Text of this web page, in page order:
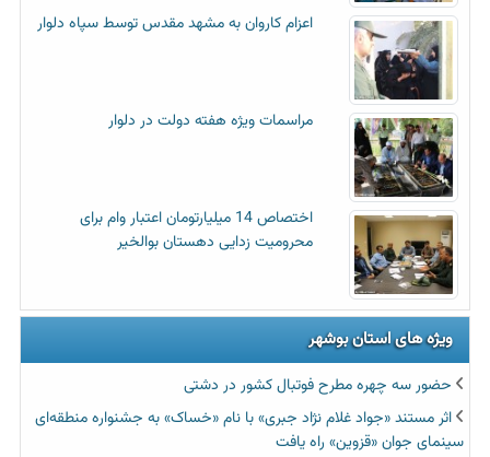
اعزام کاروان به مشهد مقدس توسط سپاه دلوار
مراسمات ویژه هفته دولت در دلوار
اختصاص 14 میلیارتومان اعتبار وام برای
محرومیت زدایی دهستان بوالخیر
ویژه های استان بوشهر
حضور سه چهره مطرح فوتبال کشور در دشتی
اثر مستند «جواد غلام نژاد جبری» با نام «خساک» به جشنواره منطقه‌ای
سینمای جوان «قزوین» راه یافت